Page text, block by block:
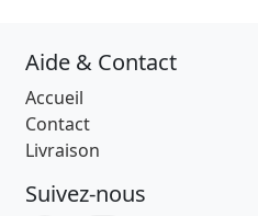
Aide & Contact
Accueil
Contact
Livraison
Suivez-nous